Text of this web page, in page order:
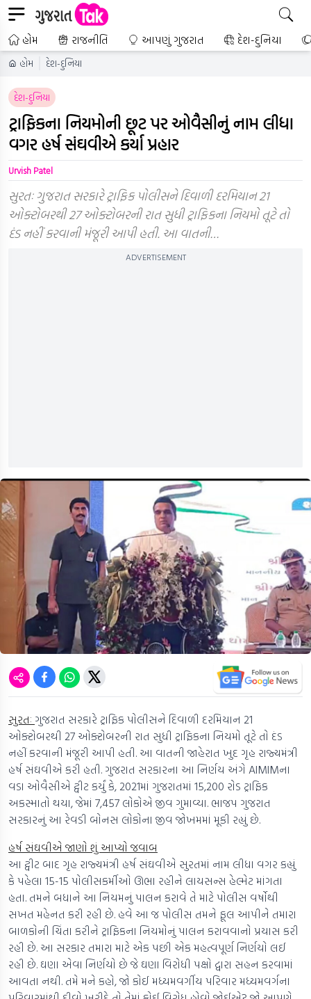
હોમ રાજનીતિ આપણું ગુજરાત દેશ-દુનિયા
હોમ દેશ-દુનિયા
દેશ-દુનિયા
ટ્રાફિકના નિયમોની છૂટ પર ઓવૈસીનું નામ લીધા
વગર હર્ષ સંઘવીએ કર્યા પ્રહાર
Urvish Patel
સુરતઃ ગુજરાત સરકારે ટ્રાફિક પોલીસને દિવાળી દરમિયાન 21
ઓક્ટોબરથી 27 ઓક્ટોબરની રાત સુધી ટ્રાફિકના નિયમો તૂટે તો
દંડ નહીં કરવાની મંજૂરી આપી હતી. આ વાતની…
ADVERTISEMENT
સુરતઃ ગુજરાત સરકારે ટ્રાફિક પોલીસને દિવાળી દરમિયાન 21
ઓક્ટોબરથી 27 ઓક્ટોબરની રાત સુધી ટ્રાફિકના નિયમો તૂટે તો દંડ
નહીં કરવાની મંજૂરી આપી હતી. આ વાતની જાહેરાત ખુદ ગૃહ રાજ્યમંત્રી
હર્ષ સંઘવીએ કરી હતી. ગુજરાત સરકારના આ નિર્ણય અંગે AIMIMના
વડા ઓવૈસીએ ટ્વીટ કર્યું કે, 2021માં ગુજરાતમાં 15,200 રોડ ટ્રાફિક
અકસ્માતો થયા, જેમાં 7,457 લોકોએ જીવ ગુમાવ્યા. ભાજપ ગુજરાત
સરકારનું આ રેવડી બોનસ લોકોના જીવ જોખમમાં મૂકી રહ્યું છે.
હર્ષ સંઘવીએ જાણો શું આપ્યો જવાબ
આ ટ્વીટ બાદ ગૃહ રાજ્યમંત્રી હર્ષ સંઘવીએ સુરતમાં નામ લીધા વગર કહ્યું
કે પહેલા 15-15 પોલીસકર્મીઓ ઊભા રહીને લાયસન્સ હેલ્મેટ માંગતા
હતા. તમને બધાને આ નિયમનું પાલન કરાવે તે માટે પોલીસ વર્ષોથી
સખત મહેનત કરી રહી છે. હવે આ જ પોલીસ તમને ફૂલ આપીને તમારા
બાળકોની ચિંતા કરીને ટ્રાફિકના નિયમોનું પાલન કરાવવાનો પ્રયાસ કરી
રહી છે. આ સરકાર તમારા માટે એક પછી એક મહત્વપૂર્ણ નિર્ણયો લઈ
રહી છે. ઘણા એવા નિર્ણયો છે જે ઘણા વિરોધી પક્ષો દ્વારા સહન કરવામાં
આવતા નથી. તમે મને કહો, જો કોઈ મધ્યમવર્ગીય પરિવાર મધ્યમવર્ગના